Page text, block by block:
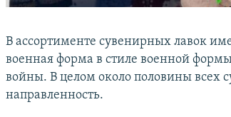
В ассортименте сувенирных лавок
военная форма в стиле военной
войны. В целом около половины всех
направленность.